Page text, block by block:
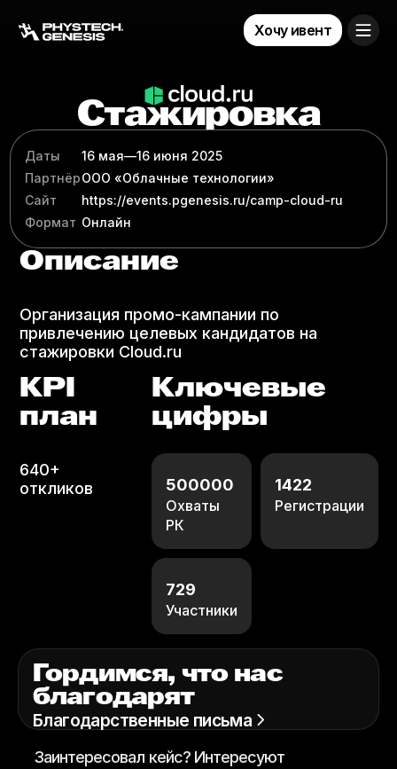
Хочу ивент
Стажировка
Cloud.ru
Найм Стажировки
Даты 16 мая—16 июня 2025
ПартнёрООО «Облачные технологии»
Сайт
https:/​​​​​​​​​​​​​​​​​​​​​​​​​​​​​​/​​​​​​​​​​​​​​​​​​​​​​​​​​​​​​events.pgenesis.ru/​​​​​​​​​​​​​​​​​​​​​​​​​​​​​​camp-​​​​​​​​​​​​​​​​​​​​​​​​​​​​​​cloud-​​​​​​​​​​​​​​​​​​​​​​​​​​​​​​ru
Формат Онлайн
Описание
Организация промо-кампании по
привлечению целевых кандидатов на
стажировки Cloud.ru
KPI
план
640+
откликов
Ключевые
цифры
500000
Охваты
РК
1422
Регистрации
729
Участники
Гордимся, что нас
благодарят
Благодарственные письма
Заинтересовал кейс? Интересуют